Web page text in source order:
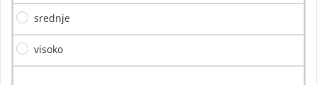
srednje
visoko